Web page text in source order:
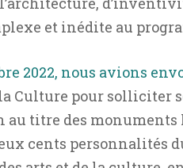
et inédite au
2022, nous avions
Culture pour solliciter
au titre des
cents personnalités